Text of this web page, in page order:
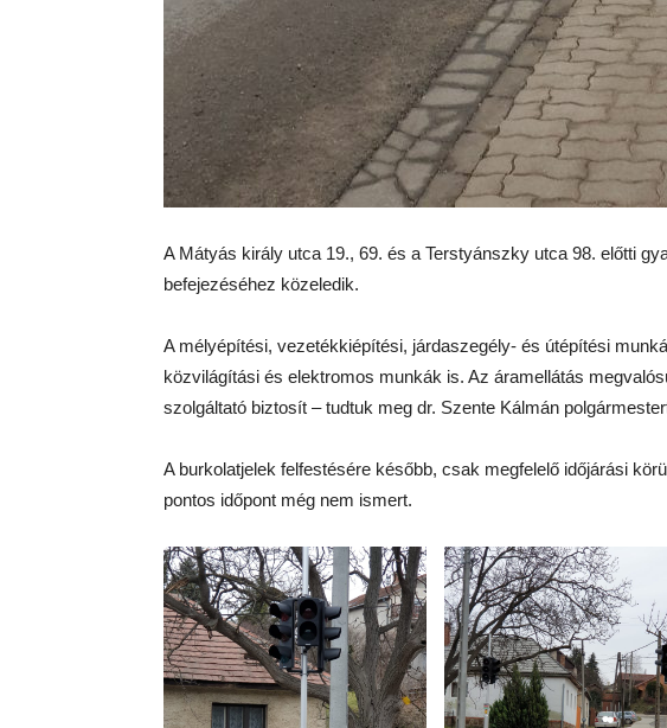
A Mátyás király utca 19., 69. és a Terstyánszky utca 98. előtti
befejezéséhez közeledik.
A mélyépítési, vezetékkiépítési, járdaszegély- és útépítési
közvilágítási és elektromos munkák is. Az áramellátás
szolgáltató biztosít – tudtuk meg dr. Szente Kálmán
A burkolatjelek felfestésére később, csak megfelelő időjárási
pontos időpont még nem ismert.